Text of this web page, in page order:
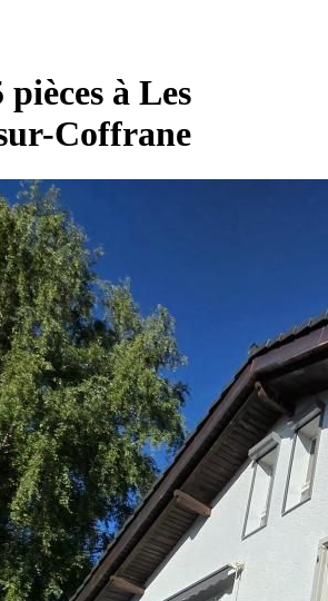
à Les
Coffrane